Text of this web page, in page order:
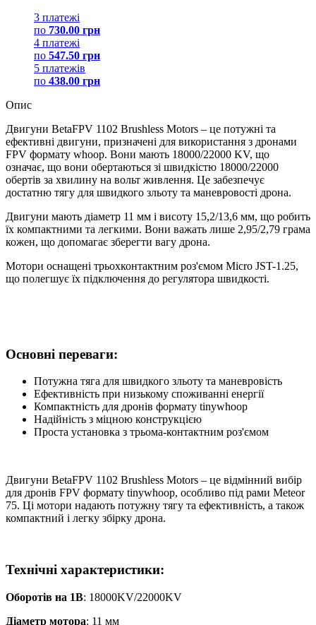
3 платежі
по 730.00 грн
4 платежі
по 547.50 грн
5 платежів
по 438.00 грн
Опис
Двигуни BetaFPV 1102 Brushless Motors – це потужні та
ефективні двигуни, призначені для використання з дронами
FPV формату whoop. Вони мають 18000/22000 KV, що
означає, що вони обертаються зі швидкістю 18000/22000
обертів за хвилину на вольт живлення. Це забезпечує
достатню тягу для швидкого зльоту та маневровості дрона.
Двигуни мають діаметр 11 мм і висоту 15,2/13,6 мм, що робить
їх компактними та легкими. Вони важать лише 2,95/2,79 грама
кожен, що допомагає зберегти вагу дрона.
Мотори оснащені трьохконтактним роз'ємом Micro JST-1.25,
що полегшує їх підключення до регулятора швидкості.
Основні переваги:
Потужна тяга для швидкого зльоту та маневровість
Ефективність при низькому споживанні енергії
Компактність для дронів формату tinywhoop
Надійність з міцною конструкцією
Проста установка з трьома-контактним роз'ємом
Двигуни BetaFPV 1102 Brushless Motors – це відмінний вибір
для дронів FPV формату tinywhoop, особливо під рами Meteor
75. Ці мотори надають потужну тягу та ефективність, а також
компактний і легку збірку дрона.
Технічні характеристики:
Оборотів на 1В: 18000KV/22000KV
Діаметр мотора: 11 мм